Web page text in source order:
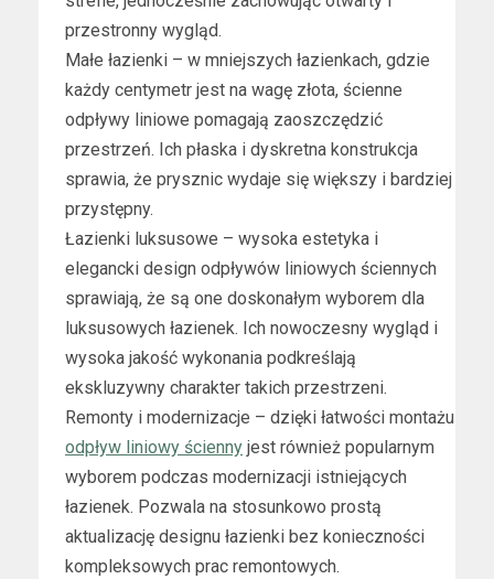
przestronny wygląd.
Małe łazienki – w mniejszych łazienkach, gdzie
każdy centymetr jest na wagę złota, ścienne
odpływy liniowe pomagają zaoszczędzić
przestrzeń. Ich płaska i dyskretna konstrukcja
sprawia, że prysznic wydaje się większy i bardziej
przystępny.
Łazienki luksusowe – wysoka estetyka i
elegancki design odpływów liniowych ściennych
sprawiają, że są one doskonałym wyborem dla
luksusowych łazienek. Ich nowoczesny wygląd i
wysoka jakość wykonania podkreślają
ekskluzywny charakter takich przestrzeni.
Remonty i modernizacje – dzięki łatwości montażu
odpływ liniowy ścienny jest również popularnym
wyborem podczas modernizacji istniejących
łazienek. Pozwala na stosunkowo prostą
aktualizację designu łazienki bez konieczności
kompleksowych prac remontowych.